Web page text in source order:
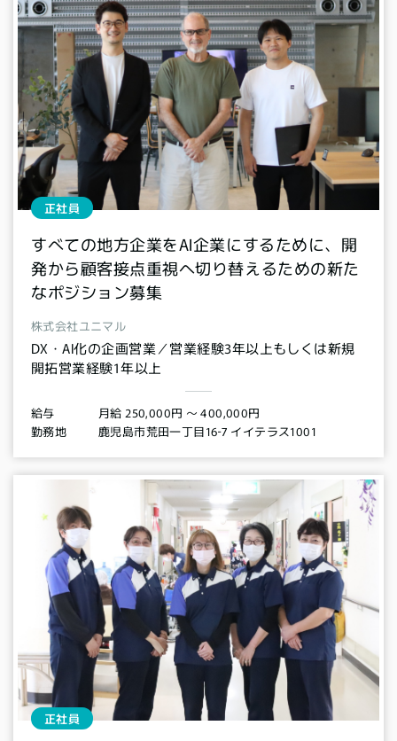
正社員
すべての地方企業をAI企業にするために、開
発から顧客接点重視へ切り替えるための新た
なポジション募集
株式会社ユニマル
DX・AI化の企画営業／営業経験3年以上もしくは新規
開拓営業経験1年以上
給与 月給 250,000円 〜 400,000円
勤務地 鹿児島市荒田一丁目16‐7 イイテラス1001
正社員